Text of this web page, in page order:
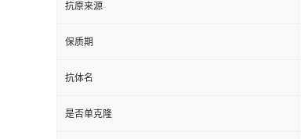
抗原来源
保质期
抗体名
是否单克隆